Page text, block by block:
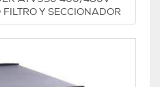
Y SECCIONADOR